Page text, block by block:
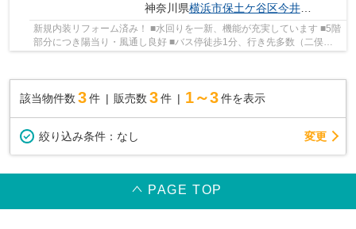
神奈川県横浜市保土ケ谷区今井町
新規内装リフォーム済み！ ■水回りを一新、機能が充実しています ■5階
部分につき陽当り・風通し良好 ■バス停徒歩1分、行き先多数（二俣川
駅、横浜駅、保土ヶ谷駅など）
該当物件数 3件 販売数 3 件 1～3 件を表示
絞り込み条件： なし 変更
PAGE TOP